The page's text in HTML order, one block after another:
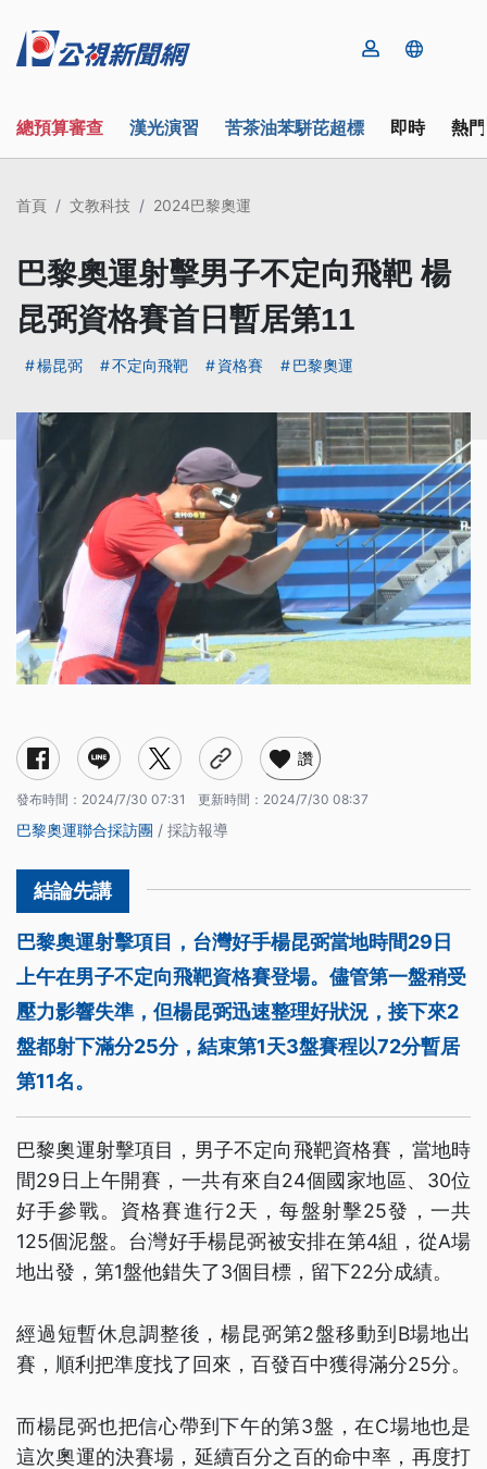
總預算審查 漢光演習 苦茶油苯駢芘超標 即時 熱
首頁 文教科技 2024巴黎奧運
巴黎奧運射擊男子不定向飛靶 楊
昆弼資格賽首日暫居第11
楊昆弼 不定向飛靶 資格賽 巴黎奧運
讚
發布時間： 2024/7/30 07:31 更新時間： 2024/7/30 08:37
巴黎奧運聯合採訪團 / 採訪報導
巴黎奧運射擊項目，台灣好手楊昆弼當地時間29日
上午在男子不定向飛靶資格賽登場。儘管第一盤稍受
壓力影響失準，但楊昆弼迅速整理好狀況，接下來2
盤都射下滿分25分，結束第1天3盤賽程以72分暫居
第11名。
巴黎奧運射擊項目，男子不定向飛靶資格賽，當地時
間29日上午開賽，一共有來自24個國家地區、30位
好手參戰。資格賽進行2天，每盤射擊25發，一共
125個泥盤。台灣好手楊昆弼被安排在第4組，從A場
地出發，第1盤他錯失了3個目標，留下22分成績。
經過短暫休息調整後，楊昆弼第2盤移動到B場地出
賽，順利把準度找了回來，百發百中獲得滿分25分。
而楊昆弼也把信心帶到下午的第3盤，在C場地也是
這次奧運的決賽場，延續百分之百的命中率，再度打